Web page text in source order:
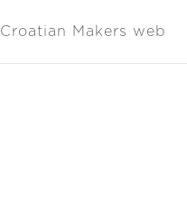
Croatian Makers web